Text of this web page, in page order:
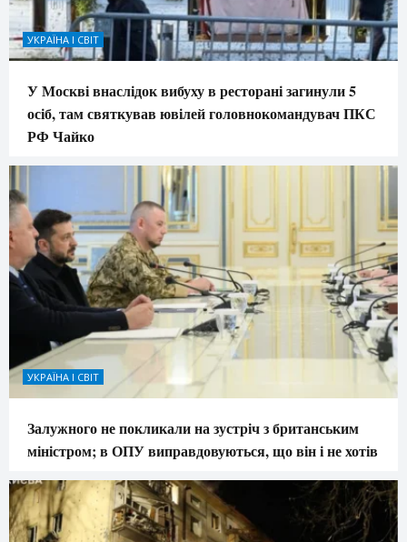
УКРАЇНА І СВІТ
У Москві внаслідок вибуху в ресторані загинули 5
осіб, там святкував ювілей головнокомандувач ПКС
РФ Чайко
УКРАЇНА І СВІТ
Залужного не покликали на зустріч з британським
міністром; в ОПУ виправдовуються, що він і не хотів